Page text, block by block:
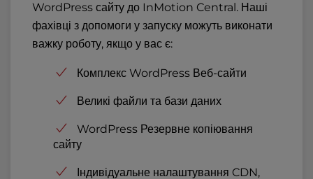
WordPress сайту до InMotion Central. Наші
фахівці з допомоги у запуску можуть виконати
важку роботу, якщо у вас є:
Комплекс WordPress Веб-сайти
Великі файли та бази даних
WordPress Резервне копіювання
сайту
Індивідуальне налаштування CDN,